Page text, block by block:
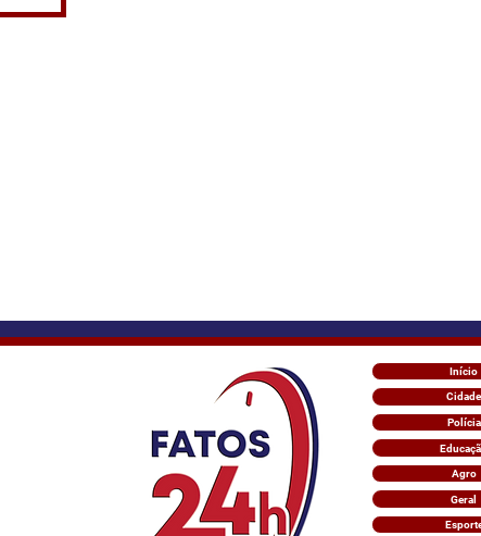
Início
Cidade
Polícia
Agro
Geral